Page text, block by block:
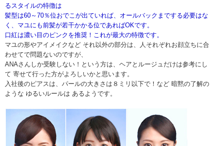
るスタイルの特徴は
髪型は60～70％位おでこが出ていれば、オールバックまでする必要はな
く、マユにも前髪が若干かかる位であればOKです。
口紅は濃い目のピンクを推奨！これが最大の特徴です。
マユの形やアイメイクなど それ以外の部分は、人それぞれお顔立ちに合
わせてで問題ないのですが、
ANAさんしか受験しない！という方は、ヘアとルージュだけは参考にし
て 寄せて行った方がよろしいかと思います。
入社後のピアスは、パールの大きさは８ミリ以下で！など 暗黙の了解の
ような ゆるいルールは あるようです。